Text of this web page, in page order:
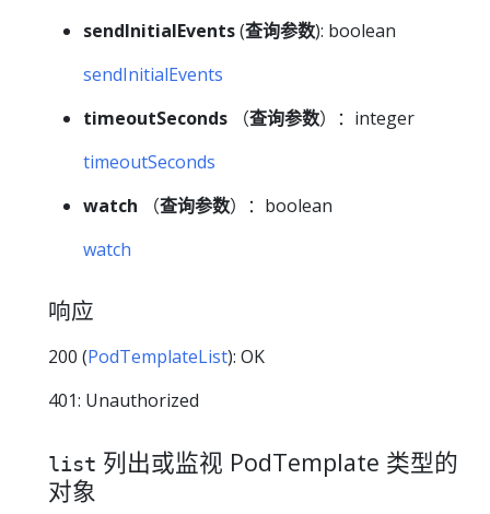
sendInitialEvents(查询参数): boolean
sendInitialEvents
timeoutSeconds （查询参数）：integer
timeoutSeconds
watch （查询参数）：boolean
watch
响应
200 (PodTemplateList): OK
401: Unauthorized
list 列出或监视 PodTemplate 类型的
对象